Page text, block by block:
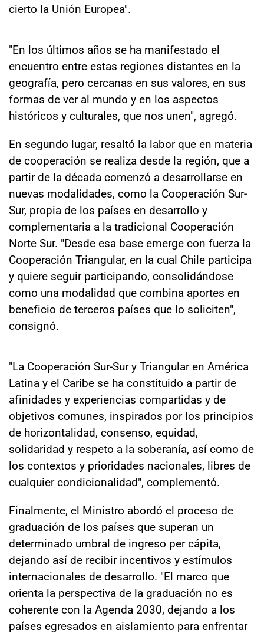
cierto la Unión Europea".
"En los últimos años se ha manifestado el
encuentro entre estas regiones distantes en la
geografía, pero cercanas en sus valores, en sus
formas de ver al mundo y en los aspectos
históricos y culturales, que nos unen", agregó.
En segundo lugar, resaltó la labor que en materia
de cooperación se realiza desde la región, que a
partir de la década comenzó a desarrollarse en
nuevas modalidades, como la Cooperación Sur-
Sur, propia de los países en desarrollo y
complementaria a la tradicional Cooperación
Norte Sur. "Desde esa base emerge con fuerza la
Cooperación Triangular, en la cual Chile participa
y quiere seguir participando, consolidándose
como una modalidad que combina aportes en
beneficio de terceros países que lo soliciten",
consignó.
"La Cooperación Sur-Sur y Triangular en América
Latina y el Caribe se ha constituido a partir de
afinidades y experiencias compartidas y de
objetivos comunes, inspirados por los principios
de horizontalidad, consenso, equidad,
solidaridad y respeto a la soberanía, así como de
los contextos y prioridades nacionales, libres de
cualquier condicionalidad", complementó.
Finalmente, el Ministro abordó el proceso de
graduación de los países que superan un
determinado umbral de ingreso per cápita,
dejando así de recibir incentivos y estímulos
internacionales de desarrollo. "El marco que
orienta la perspectiva de la graduación no es
coherente con la Agenda 2030, dejando a los
países egresados en aislamiento para enfrentar